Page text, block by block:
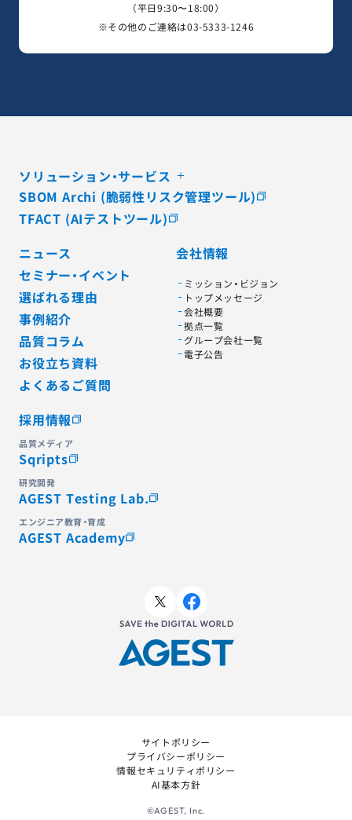
（平日9:30〜18:00）
※その他のご連絡は03-5333-1246
ソリューション・サービス
SBOM Archi (脆弱性リスク管理ツール)
TFACT (AIテストツール)
ニュース
セミナー・イベント
選ばれる理由
事例紹介
品質コラム
お役立ち資料
よくあるご質問
会社情報
ミッション・ビジョン
トップメッセージ
会社概要
拠点一覧
グループ会社一覧
電子公告
採用情報
品質メディア
Sqripts
研究開発
AGEST Testing Lab.
エンジニア教育・育成
AGEST Academy
サイトポリシー
プライバシーポリシー
情報セキュリティポリシー
AI基本方針
©AGEST, Inc.